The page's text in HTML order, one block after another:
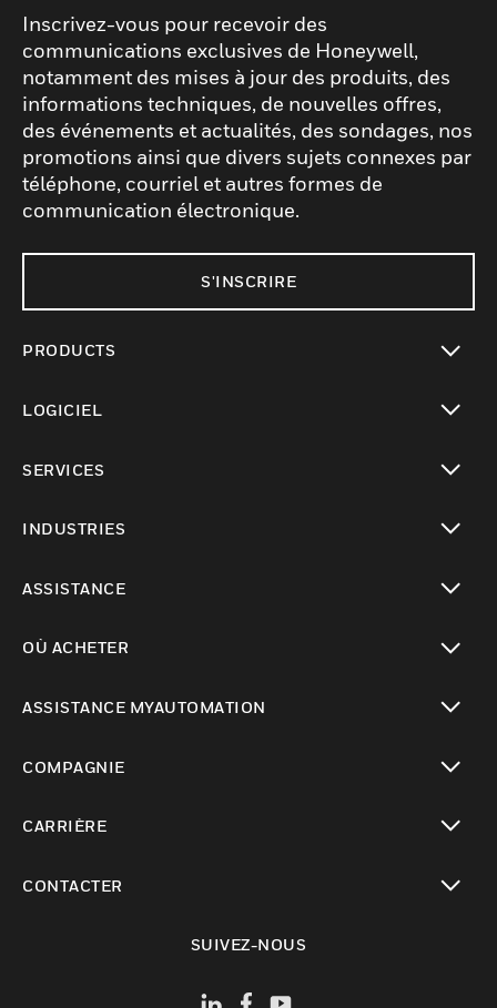
Inscrivez-vous pour recevoir des
communications exclusives de Honeywell,
notamment des mises à jour des produits, des
informations techniques, de nouvelles offres,
des événements et actualités, des sondages, nos
promotions ainsi que divers sujets connexes par
téléphone, courriel et autres formes de
communication électronique.
S'INSCRIRE
PRODUCTS
LOGICIEL
SERVICES
INDUSTRIES
ASSISTANCE
OÙ ACHETER
ASSISTANCE MYAUTOMATION
COMPAGNIE
CARRIÈRE
CONTACTER
SUIVEZ-NOUS